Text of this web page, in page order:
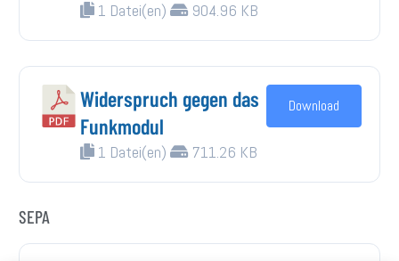
1 Datei(en) 904.96 KB
Widerspruch gegen das
Funkmodul
1 Datei(en) 711.26 KB
Download
SEPA